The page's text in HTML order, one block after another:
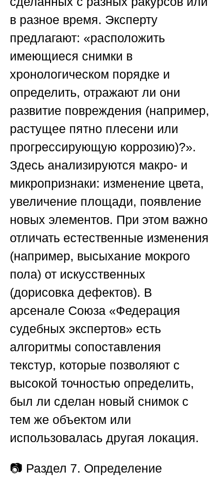
в разное время. Эксперту
предлагают: «расположить
имеющиеся снимки в
хронологическом порядке и
определить, отражают ли они
развитие повреждения (например,
растущее пятно плесени или
прогрессирующую коррозию)?».
Здесь анализируются макро- и
микропризнаки: изменение цвета,
увеличение площади, появление
новых элементов. При этом важно
отличать естественные изменения
(например, высыхание мокрого
пола) от искусственных
(дорисовка дефектов). В
арсенале Союза «Федерация
судебных экспертов» есть
алгоритмы сопоставления
текстур, которые позволяют с
высокой точностью определить,
был ли сделан новый снимок с
тем же объектом или
использовалась другая локация.
📷 Раздел 7. Определение